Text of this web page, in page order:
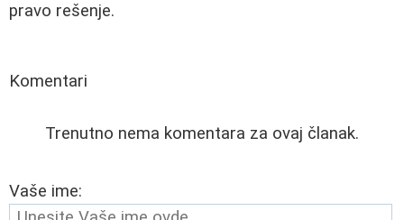
pravo rešenje.
Komentari
Trenutno nema komentara za ovaj članak.
Vaše ime: